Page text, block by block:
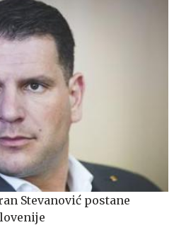
Stevanović postane